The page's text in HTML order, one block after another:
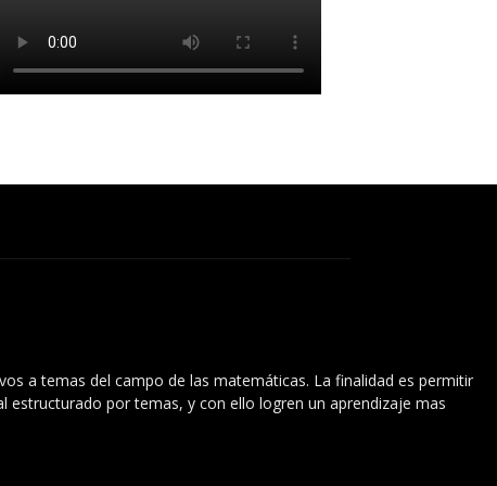
a temas del campo de las matemáticas. La finalidad es permitir
estructurado por temas, y con ello logren un aprendizaje mas